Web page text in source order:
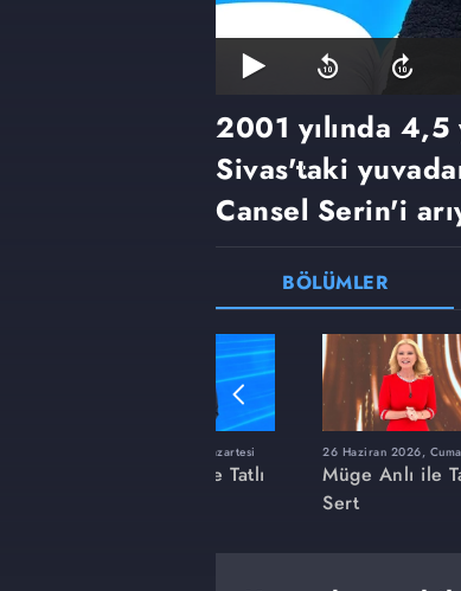
2001 yılında 4,5
Sivas'taki
Cansel Serin'i
BÖLÜMLER
8 Haziran 2026, Pazartesi
Müge Anlı ile Tatlı
26 Haziran 2026, Cuma
Müge Anlı ile
Sert